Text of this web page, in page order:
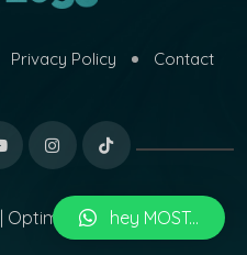
Privacy Policy Contact
Optimized byMARI
hey MOST...